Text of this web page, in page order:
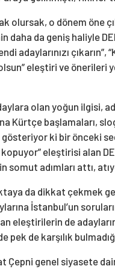
olursak, o dönem öne
daha da geniş haliyle
adaylarınızı çıkarın”,
eleştiri ve önerileri
olan yoğun ilgisi,
Kürtçe başlamaları,
gösteriyor ki bir önceki
kopuyor” eleştirisi alan
somut adımları attı,
da dikkat çekmek
İstanbul’un
eleştirilerin de
pek de karşılık
Çepni genel siyasete